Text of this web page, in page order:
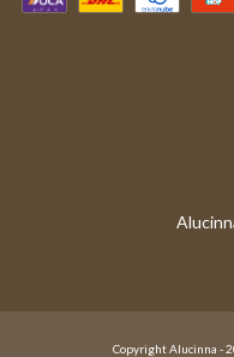
Copyright Alucinna -